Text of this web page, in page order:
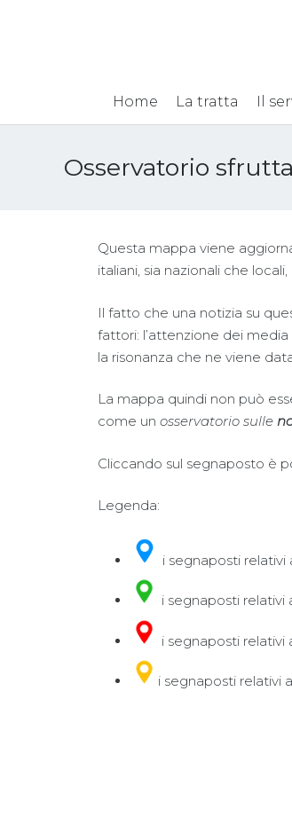
Home La tratta Il
Osservatorio
Questa mappa viene
italiani, sia nazionali che
Il fatto che una notizia su
fattori: l’attenzione dei
la risonanza che ne viene
La mappa quindi non può
come un osservatorio sulle
Cliccando sul segnaposto è
Legenda:
i segnaposti relativi
i segnaposti relativi
i segnaposti relativi
i segnaposti relativi